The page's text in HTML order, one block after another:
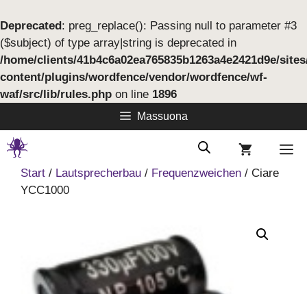
Deprecated: preg_replace(): Passing null to parameter #3
($subject) of type array|string is deprecated in
/home/clients/41b4c6a02ea765835b1263a4e2421d9e/
content/plugins/wordfence/vendor/wordfence/wf-
waf/src/lib/rules.php on line 1896
zum
Inhalt
Massuona
Start / Lautsprecherbau / Frequenzweichen / Ciare
YCC1000